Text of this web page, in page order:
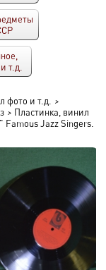
т.д.
фото и т.д.
>
> Пластинка, винил
Jazz Singers.